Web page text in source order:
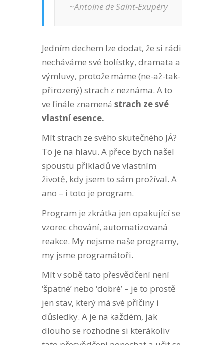
~Antoine de Saint-Exupéry
Jedním dechem lze dodat, že si rádi
necháváme své bolístky, dramata a
výmluvy, protože máme (ne-až-tak-
přirozený) strach z neznáma. A to
ve finále znamená strach ze své
vlastní esence.
Mít strach ze svého skutečného JÁ?
To je na hlavu. A přece bych našel
spoustu příkladů ve vlastním
životě, kdy jsem to sám prožíval. A
ano – i toto je program.
Program je zkrátka jen opakující se
vzorec chování, automatizovaná
reakce. My nejsme naše programy,
my jsme programátoři.
Mít v sobě tato přesvědčení není
‘špatné’ nebo ‘dobré’ – je to prostě
jen stav, který má své příčiny i
důsledky. A je na každém, jak
dlouho se rozhodne si kterákoliv